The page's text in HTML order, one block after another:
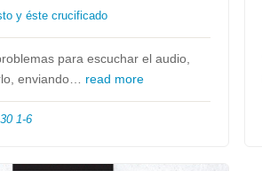
y éste crucificado
para escuchar el audio,
enviando… read more
1-6